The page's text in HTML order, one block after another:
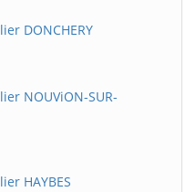
DONCHERY
NOUViON-SUR-
HAYBES